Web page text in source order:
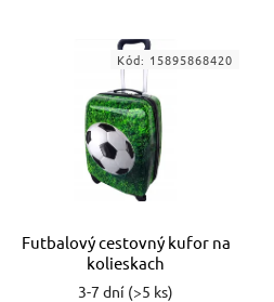
Futbalový cestovný kufor na
kolieskach
3-7 dní (>5 ks)
Kód: 15895868420